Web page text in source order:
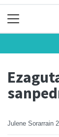
Julene Sorarrain